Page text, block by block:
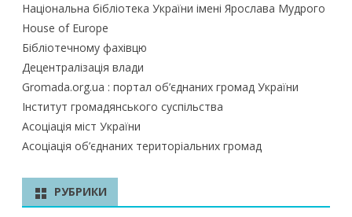
Національна бібліотека України імені Ярослава Мудрого
House of Europe
Бібліотечному фахівцю
Децентралізація влади
Gromada.org.ua : портал об’єднаних громад України
Інститут громадянського суспільства
Асоціація міст України
Асоціація об’єднаних територіальних громад
РУБРИКИ